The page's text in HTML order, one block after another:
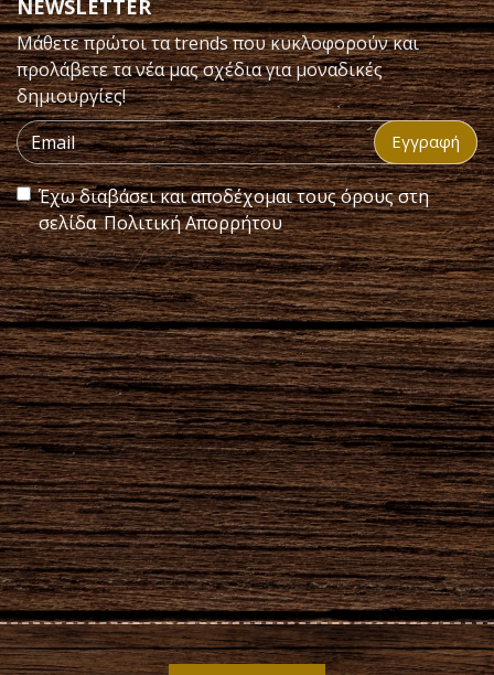
NEWSLETTER
Μάθετε πρώτοι τα trends που κυκλοφορούν και
προλάβετε τα νέα μας σχέδια για μοναδικές
δημιουργίες!
Εγγραφή
Έχω διαβάσει και αποδέχομαι τους όρους στη
σελίδαΠολιτική Απορρήτου